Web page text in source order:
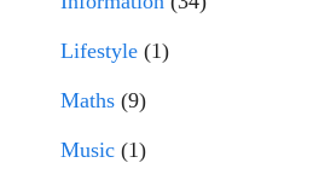
Lifestyle (1)
Maths (9)
Music (1)